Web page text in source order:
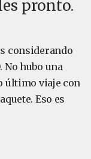
pronto.
considerando
No hubo una
último viaje con
Eso es